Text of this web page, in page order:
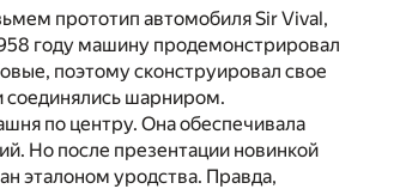
прототип автомобиля Sir Vival,
году машину продемонстрировал
поэтому сконструировал свое
соединялись шарниром.
по центру. Она обеспечивала
Но после презентации новинкой
эталоном уродства. Правда,